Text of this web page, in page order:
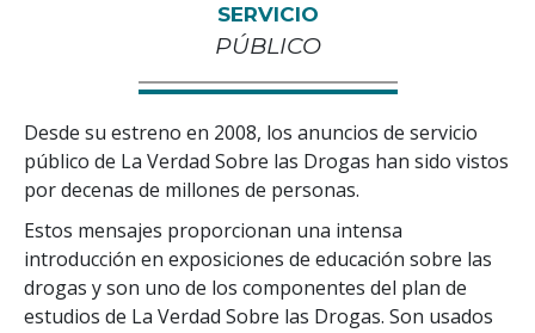
SERVICIO
PÚBLICO
Desde su estreno en 2008, los anuncios de servicio
público de La Verdad Sobre las Drogas han sido vistos
por decenas de millones de personas.
Estos mensajes proporcionan una intensa
introducción en exposiciones de educación sobre las
drogas y son uno de los componentes del plan de
estudios de La Verdad Sobre las Drogas. Son usados